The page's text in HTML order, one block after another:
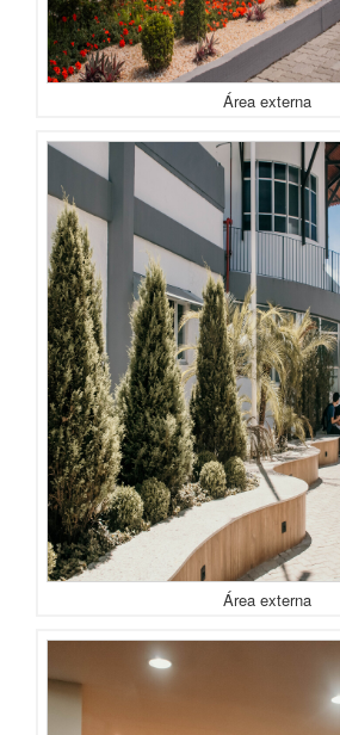
Área externa
Área externa